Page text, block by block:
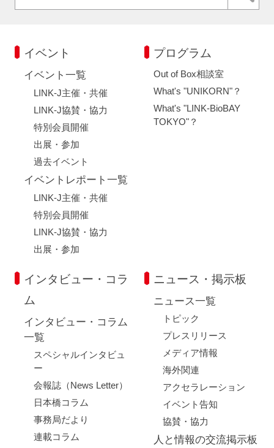
イベント
イベント一覧
LINK-J主催・共催
LINK-J協賛・協力
特別会員開催
出展・参加
過去イベント
イベントレポート一覧
LINK-J主催・共催
特別会員開催
LINK-J協賛・協力
出展・参加
プログラム
Out of Box相談室
What's "UNIKORN"？
What's "LINK-BioBAY
TOKYO"？
インタビュー・コラ
ム
インタビュー・コラム
一覧
スペシャルインタビュ
ー
会報誌（News Letter）
日本橋コラム
事務局だより
連載コラム
ニュース・掲示板
ニュース一覧
トピック
プレスリリース
メディア情報
海外関連
アクセラレーション
イベント告知
協賛・協力
人と情報の交流掲示板